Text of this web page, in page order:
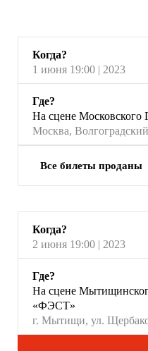
Когда?
1 июня 19:00 | 2023
Где?
На сцене Московского
Москва,
Все билеты проданы
Когда?
2 июня 19:00 | 2023
Где?
На сцене
«ФЭСТ»
г. Мытищи, ул.